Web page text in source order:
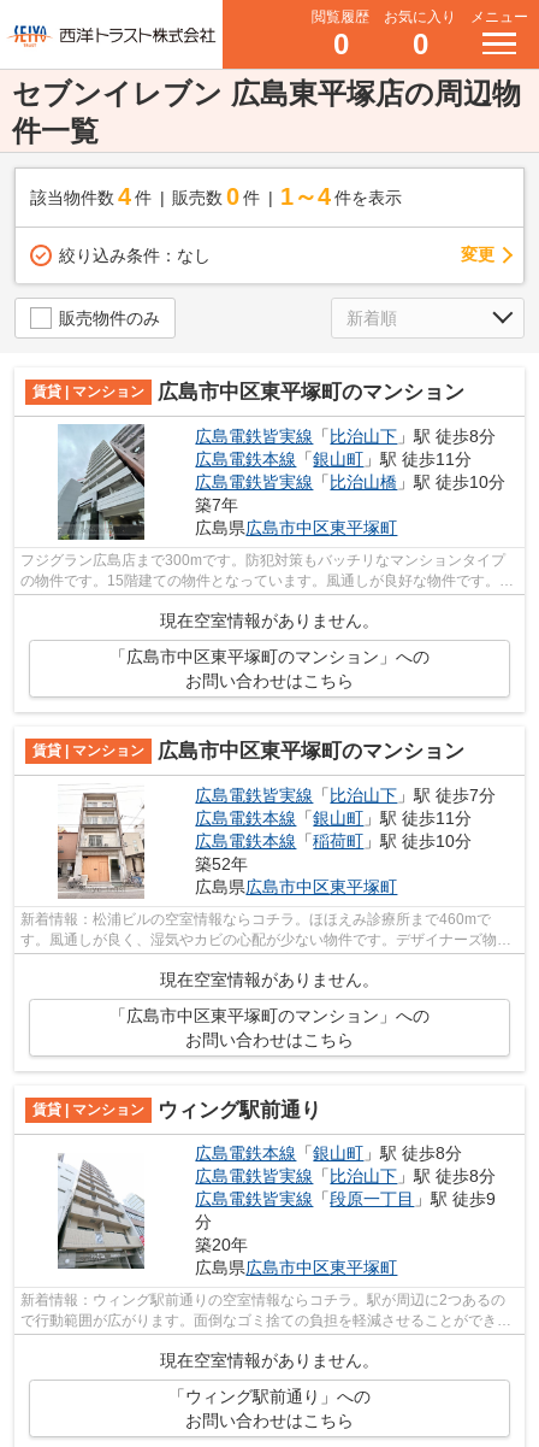
閲覧履歴
0
お気に入り
0
メニュー
セブンイレブン 広島東平塚店の周辺物
件一覧
該当物件数 4件 販売数 0 件 1～4 件を表示
絞り込み条件： なし 変更
販売物件のみ
賃貸 | マンション 広島市中区東平塚町のマンション
広島電鉄皆実線 「 比治山下 」駅 徒歩8分
広島電鉄本線 「銀山町 」駅 徒歩11分
広島電鉄皆実線 「 比治山橋 」駅 徒歩10分
築7年
広島県広島市中区東平塚町
フジグラン広島店まで300mです。防犯対策もバッチリなマンションタイプ
の物件です。15階建ての物件となっています。風通しが良好な物件です。広
現在空室情報がありません。
「広島市中区東平塚町のマンション」への
お問い合わせはこちら
賃貸 | マンション 広島市中区東平塚町のマンション
広島電鉄皆実線 「比治山下 」駅 徒歩7分
広島電鉄本線 「銀山町 」駅 徒歩11分
広島電鉄本線 「稲荷町 」駅 徒歩10分
築52年
広島県広島市中区東平塚町
新着情報：松浦ビルの空室情報ならコチラ。ほほえみ診療所まで460mで
す。風通しが良く、湿気やカビの心配が少ない物件です。デザイナーズ物件
現在空室情報がありません。
「広島市中区東平塚町のマンション」への
お問い合わせはこちら
賃貸 | マンション ウィング駅前通り
広島電鉄本線 「銀山町 」駅 徒歩8分
広島電鉄皆実線 「 比治山下 」駅 徒歩8分
広島電鉄皆実線 「段原一丁目 」駅 徒歩9
分
築20年
広島県広島市中区東平塚町
新着情報：ウィング駅前通りの空室情報ならコチラ。駅が周辺に2つあるの
で行動範囲が広がります。面倒なゴミ捨ての負担を軽減させることができる
のが敷地内ごみ置き場の魅力です。エレ...
現在空室情報がありません。
「ウィング駅前通り」への
お問い合わせはこちら